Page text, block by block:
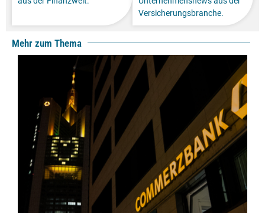
Versicherungsbranche.
Mehr zum Thema